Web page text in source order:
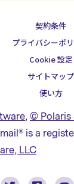
契約条件
プライバシーポ
Cookie 設定
サイトマップ
使い方
, © Polaris
is a
LLC